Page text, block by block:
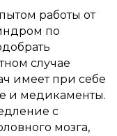
работы от
по
случае
имеет при себе
и медикаменты.
с
мозга,